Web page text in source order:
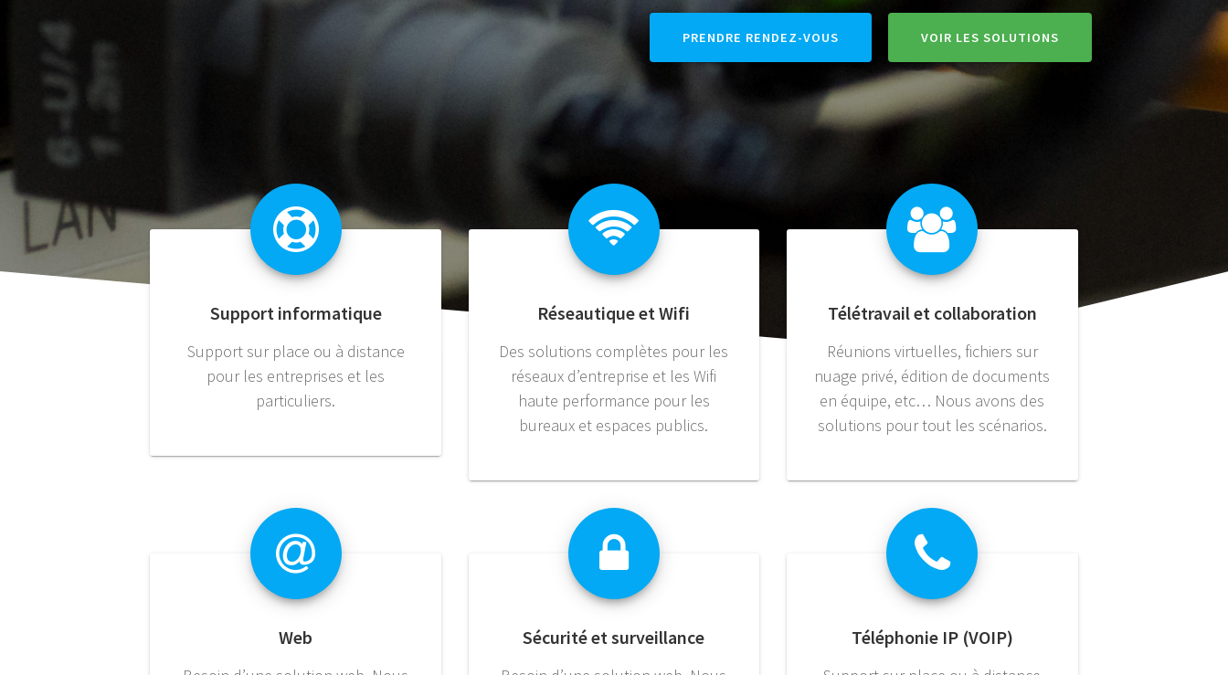
PRENDRE RENDEZ-VOUS VOIR LES SOLUTIONS
Support informatique
Support sur place ou à distance
pour les entreprises et les
particuliers.
Réseautique et Wifi
Des solutions complètes pour les
réseaux d’entreprise et les Wifi
haute performance pour les
bureaux et espaces publics.
Télétravail et collaboration
Réunions virtuelles, fichiers sur
nuage privé, édition de documents
en équipe, etc… Nous avons des
solutions pour tout les scénarios.
Web Sécurité et surveillance Téléphonie IP (VOIP)